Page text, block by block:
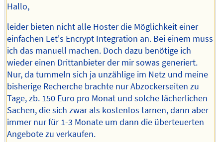
Hallo,
leider bieten nicht alle Hoster die Möglichkeit einer
einfachen Let's Encrypt Integration an. Bei einem muss
ich das manuell machen. Doch dazu benötige ich
wieder einen Drittanbieter der mir sowas generiert.
Nur, da tummeln sich ja unzählige im Netz und meine
bisherige Recherche brachte nur Abzockerseiten zu
Tage, zb. 150 Euro pro Monat und solche lächerlichen
Sachen, die sich zwar als kostenlos tarnen, dann aber
immer nur für 1-3 Monate um dann die überteuerten
Angebote zu verkaufen.